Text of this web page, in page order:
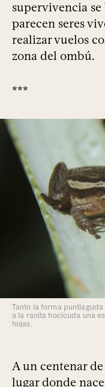
supervivencia
parecen seres
realizar vuelos
zona del ombú.
***
Tanto la forma
a la ranita hocicuda una
hojas.
A un centenar
lugar donde